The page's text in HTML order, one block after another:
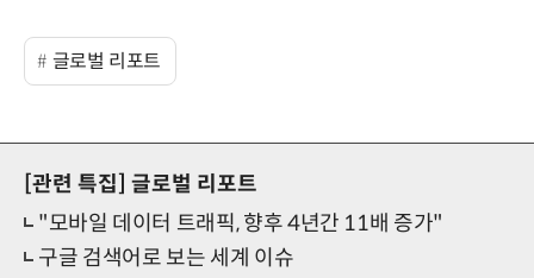
글로벌 리포트
[관련 특집] 글로벌 리포트
"모바일 데이터 트래픽, 향후 4년간 11배 증가"
구글 검색어로 보는 세계 이슈